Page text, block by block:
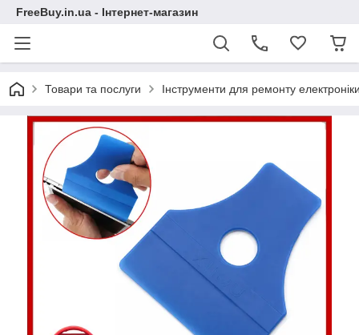
FreeBuy.in.ua - Інтернет-магазин
Товари та послуги Інструменти для ремонту